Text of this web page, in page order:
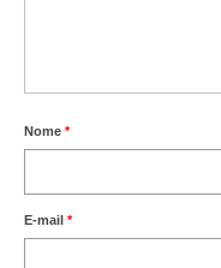
Nome *
E-mail *